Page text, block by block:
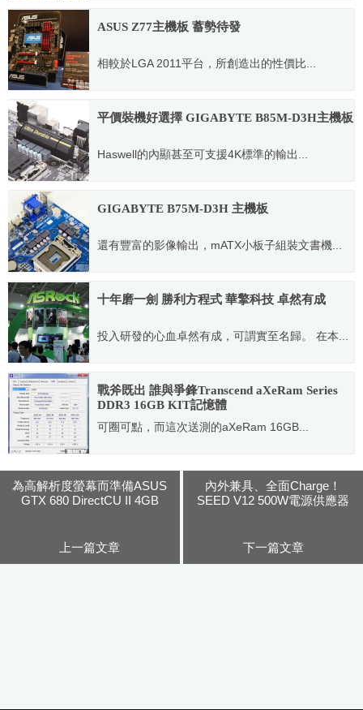
2013.06.04
ASUS Z77主機板 蓄勢待發
相較於LGA 2011平台，所創造出的性價比...
2012.03.07
平價裝機好選擇 GIGABYTE B85M-D3H主機板
Haswell的內顯甚至可支援4K標準的輸出...
2014.01.03
GIGABYTE B75M-D3H 主機板
還有豐富的影像輸出，mATX小板子組裝文書機...
2012.05.30
十年磨一劍 勝利方程式 華擎科技 卓然有成
投入研發的心血卓然有成，可謂實至名歸。 在本...
2013.06.04
戰斧既出 誰與爭鋒Transcend aXeRam Series
DDR3 16GB KIT記憶體
可圈可點，而這次送測的aXeRam 16GB...
為高解析度螢幕而準備ASUS
GTX 680 DirectCU II 4GB
上一篇文章
內外兼具、全面Charge！
SEED V12 500W電源供應器
下一篇文章